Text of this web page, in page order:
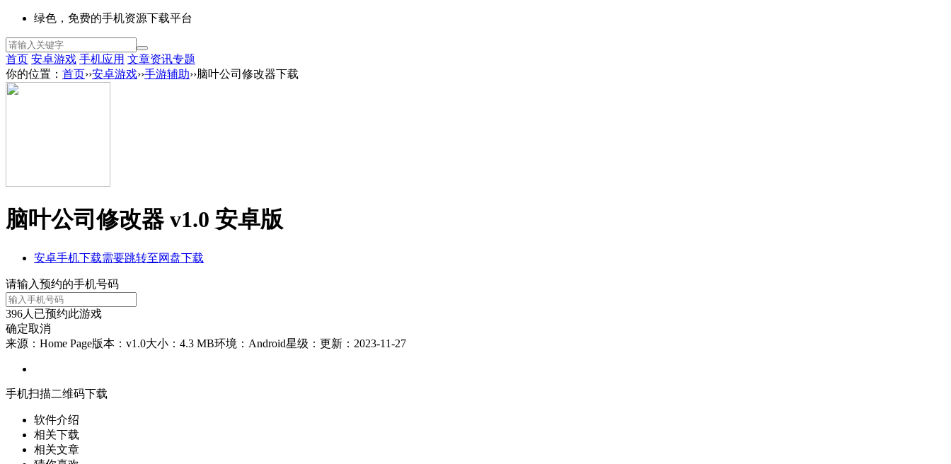
绿色，免费的手机资源下载平台
首页 安卓游戏 手机应用 文章资讯专题
你的位置： 首页››安卓游戏››手游辅助››脑叶公司修改器下载
脑叶公司修改器 v1.0 安卓版
安卓手机下载需要跳转至网盘下载
请输入预约的手机号码
396人已预约此游戏
确定取消
来源：Home Page版本：v1.0大小：4.3 MB环境：Android星级： 更新：2023-11-27
手机扫描二维码下载
软件介绍
相关下载
相关文章